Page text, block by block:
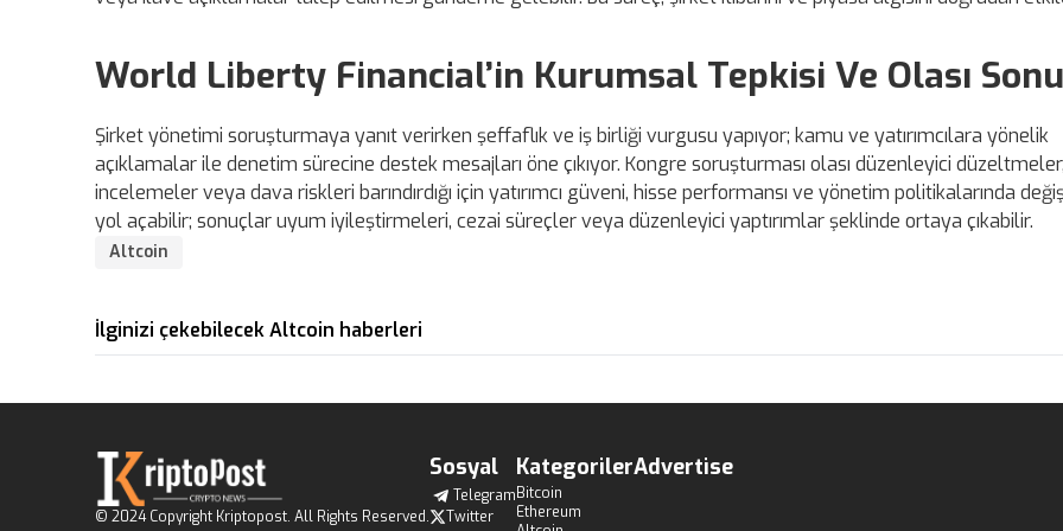
World Liberty Financial’in Kurumsal Tepkisi Ve Olası
Şirket yönetimi soruşturmaya yanıt verirken şeffaflık ve iş birliği vurgusu yapıyor; kamu ve yatırımcılara yönelik
açıklamalar ile denetim sürecine destek mesajları öne çıkıyor. Kongre soruşturması olası düzenleyici
incelemeler veya dava riskleri barındırdığı için yatırımcı güveni, hisse performansı ve yönetim politikalarında
yol açabilir; sonuçlar uyum iyileştirmeleri, cezai süreçler veya düzenleyici yaptırımlar şeklinde ortaya çıkabilir.
Altcoin
İlginizi çekebilecek Altcoin haberleri
© 2024 Copyright Kriptopost. All Rights Reserved.
Sosyal
Telegram
Twitter
Kategoriler
Bitcoin
Ethereum
Advertise